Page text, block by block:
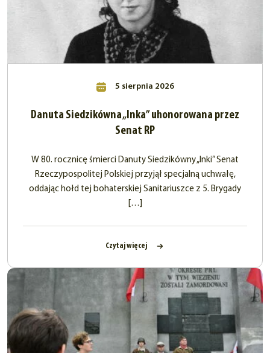
5 sierpnia 2026
Danuta Siedzikówna „Inka” uhonorowana przez
Senat RP
W 80. rocznicę śmierci Danuty Siedzikówny „Inki” Senat
Rzeczypospolitej Polskiej przyjął specjalną uchwałę,
oddając hołd tej bohaterskiej Sanitariuszce z 5. Brygady
[…]
Czytaj więcej